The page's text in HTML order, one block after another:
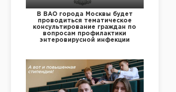
В ВАО города Москвы будет
проводиться тематическое
консультирование граждан по
вопросам профилактики
энтеровирусной инфекции